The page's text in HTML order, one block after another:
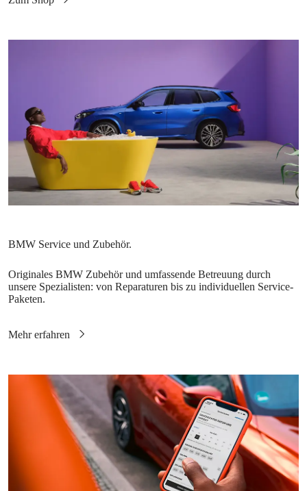
Originales BMW Zubehör und umfassende Betreuung durch
unsere Spezialisten: von Reparaturen bis zu individuellen Service-
Paketen.